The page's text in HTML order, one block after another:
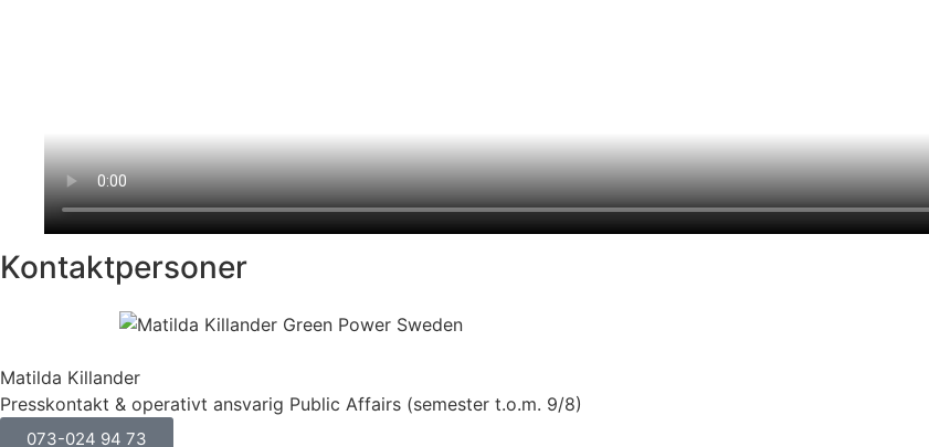
Kontaktpersoner
Matilda Killander
Presskontakt & operativt ansvarig Public Affairs (semester t.o.m. 9/8)
073-024 94 73